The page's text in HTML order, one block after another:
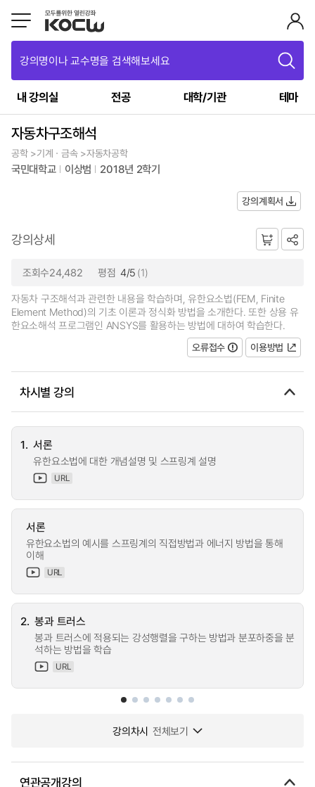
강의명이나 교수명을 검색해보세요
내 강의실 전공 대학/기관 테마
자동차구조해석
공학 >기계ㆍ금속 >자동차공학
국민대학교 이상범 2018년 2학기
강의계획서
강의상세
조회수24,482 평점 4/5 (1)
자동차 구조해석과 관련한 내용을 학습하며, 유한요소법(FEM, Finite
Element Method)의 기초 이론과 정식화 방법을 소개한다. 또한 상용 유
한요소해석 프로그램인 ANSYS를 활용하는 방법에 대하여 학습한다.
오류접수
이용방법
차시별 강의
1. 서론
유한요소법에 대한 개념설명 및 스프링계 설명
URL
서론
유한요소법의 예시를 스프링계의 직접방법과 에너지 방법을 통해
이해
URL
2. 봉과 트러스
봉과 트러스에 적용되는 강성행렬을 구하는 방법과 분포하중을 분
석하는 방법을 학습
URL
강의차시 전체보기
연관공개강의